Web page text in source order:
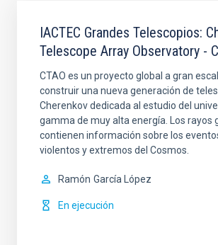
IACTEC Grandes Telescopios:
Telescope Array Observatory -
CTAO es un proyecto global a gran
construir una nueva generación de
Cherenkov dedicada al estudio del
gamma de muy alta energía. Los rayos
contienen información sobre los
violentos y extremos del Cosmos.
Ramón García López
En ejecución